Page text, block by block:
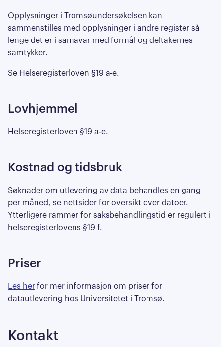
Opplysninger i Tromsøundersøkelsen kan
sammenstilles med opplysninger i andre register så
lenge det er i samavar med formål og deltakernes
samtykker.
Se Helseregisterloven §19 a-e.
Lovhjemmel
Helseregisterloven §19 a-e.
Kostnad og tidsbruk
Søknader om utlevering av data behandles en gang
per måned, se nettsider for oversikt over datoer.
Ytterligere rammer for saksbehandlingstid er regulert i
helseregisterlovens §19 f.
Priser
Les her for mer informasjon om priser for
datautlevering hos Universitetet i Tromsø.
Kontakt